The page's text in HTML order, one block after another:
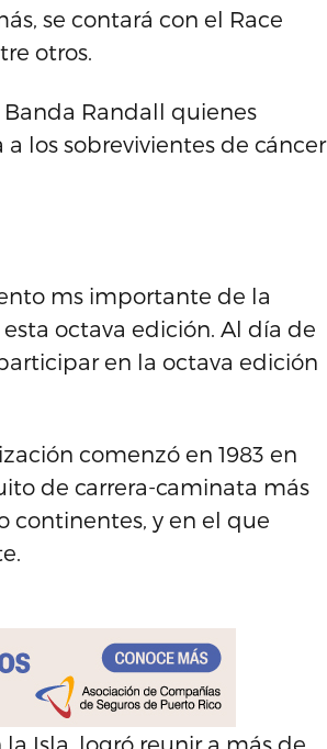
se contará con el Race
otros.
Randall quienes
a los sobrevivientes de cáncer
ms importante de la
octava edición. Al día de
en la octava edición
comenzó en 1983 en
de carrera-caminata más
continentes, y en el que
Isla, logró reunir a más de